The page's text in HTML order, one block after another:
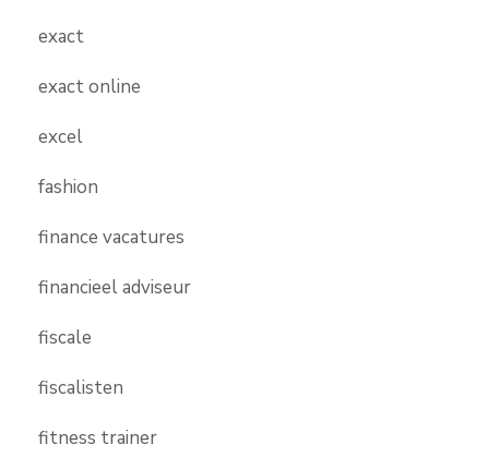
exact
exact online
excel
fashion
finance vacatures
financieel adviseur
fiscale
fiscalisten
fitness trainer